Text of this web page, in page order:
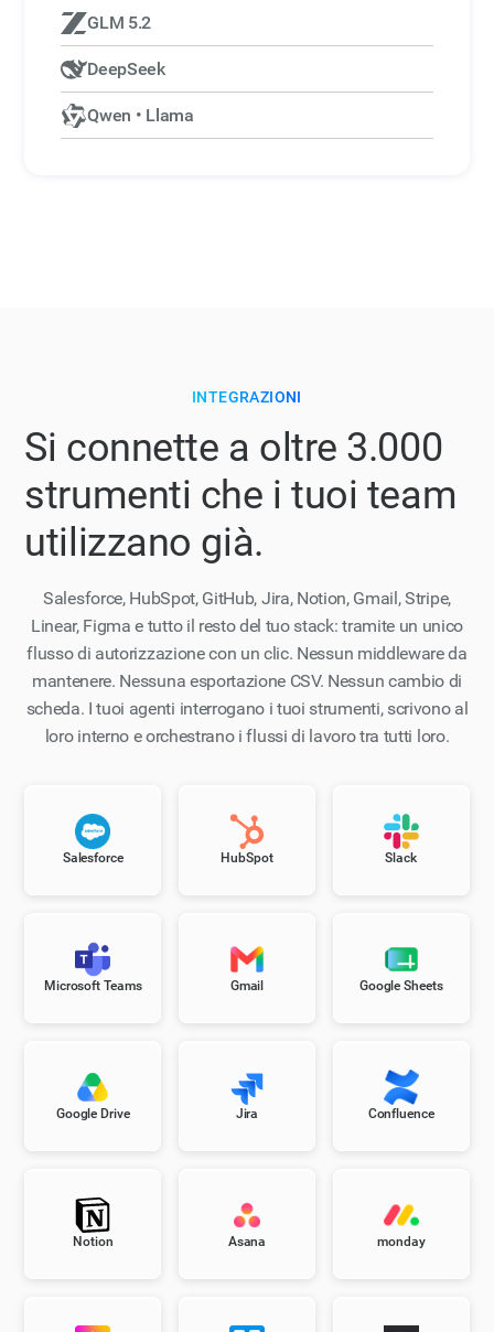
GLM 5.2
DeepSeek
Qwen • Llama
INTEGRAZIONI
Si connette a oltre 3.000
strumenti che i tuoi team
utilizzano già.
Salesforce, HubSpot, GitHub, Jira, Notion, Gmail, Stripe,
Linear, Figma e tutto il resto del tuo stack: tramite un unico
flusso di autorizzazione con un clic. Nessun middleware da
mantenere. Nessuna esportazione CSV. Nessun cambio di
scheda. I tuoi agenti interrogano i tuoi strumenti, scrivono al
loro interno e orchestrano i flussi di lavoro tra tutti loro.
Salesforce HubSpot Slack
Microsoft Teams Gmail Google Sheets
Google Drive Jira Confluence
Notion Asana monday